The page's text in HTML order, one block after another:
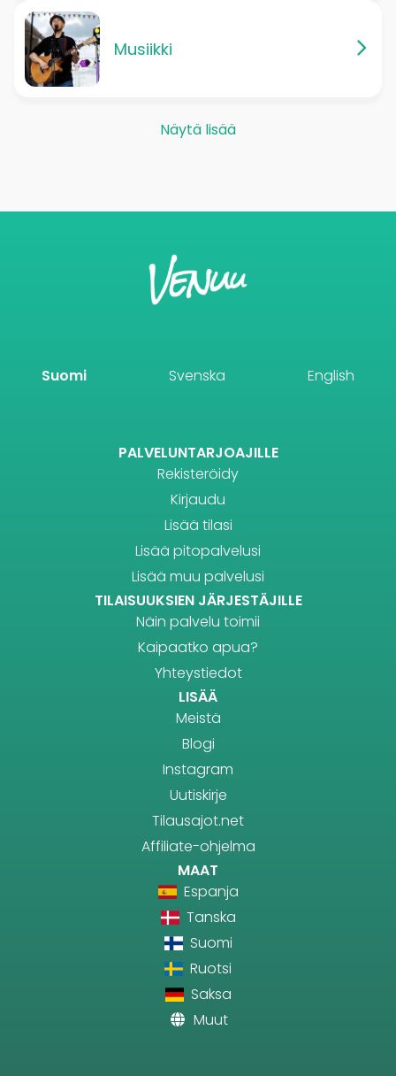
Musiikki
Näytä lisää
Suomi Svenska English
PALVELUNTARJOAJILLE
Rekisteröidy
Kirjaudu
Lisää tilasi
Lisää pitopalvelusi
Lisää muu palvelusi
TILAISUUKSIEN JÄRJESTÄJILLE
Näin palvelu toimii
Kaipaatko apua?
Yhteystiedot
LISÄÄ
Meistä
Blogi
Instagram
Uutiskirje
Tilausajot.net
Affiliate-ohjelma
MAAT
Espanja
Tanska
Suomi
Ruotsi
Saksa
Muut